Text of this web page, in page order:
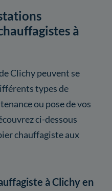
à
Clichy peuvent se
types de
ou pose de vos
ci-dessous
chauffagiste aux
à Clichy en